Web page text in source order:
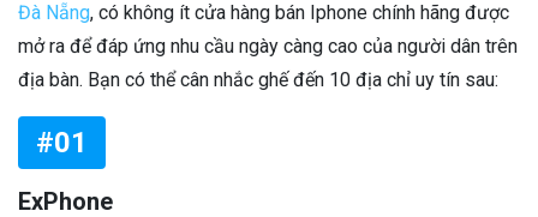
Đà Nẵng, có không ít cửa hàng bán Iphone chính hãng được
mở ra để đáp ứng nhu cầu ngày càng cao của người dân trên
địa bàn. Bạn có thể cân nhắc ghế đến 10 địa chỉ uy tín sau:
#01
ExPhone